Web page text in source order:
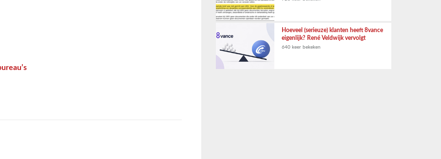
Hoeveel (serieuze) klanten heeft 8vance
eigenlijk? René Veldwijk vervolgt
640 keer bekeken